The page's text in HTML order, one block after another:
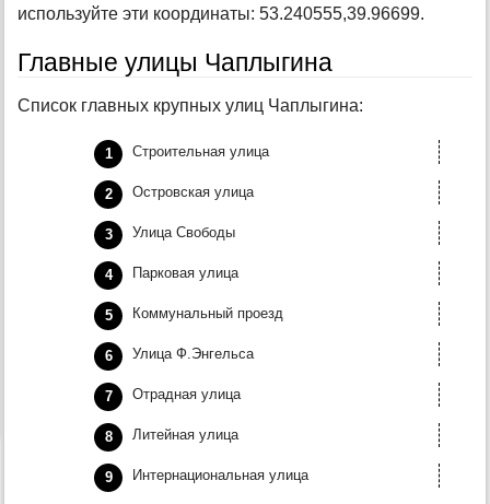
используйте эти координаты: 53.240555,39.96699.
Главные улицы Чаплыгина
Список главных крупных улиц Чаплыгина:
Строительная улица
Островская улица
Улица Свободы
Парковая улица
Коммунальный проезд
Улица Ф.Энгельса
Отрадная улица
Литейная улица
Интернациональная улица